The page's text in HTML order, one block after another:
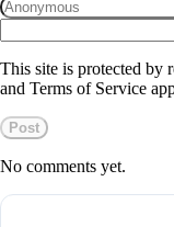
This site is protected
and Terms of Service
Post
No comments yet.